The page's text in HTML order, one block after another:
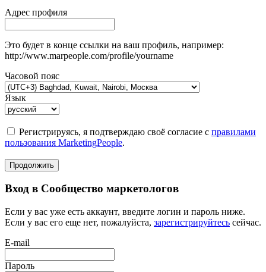
Адрес профиля
Это будет в конце ссылки на ваш профиль, например:
http://www.marpeople.com/profile/yourname
Часовой пояс
Язык
Регистрируясь, я подтверждаю своё согласие с правилами
пользования MarketingPeople.
Продолжить
Вход в Сообщество маркетологов
Если у вас уже есть аккаунт, введите логин и пароль ниже.
Если у вас его еще нет, пожалуйста, зарегистрируйтесь сейчас.
E-mail
Пароль